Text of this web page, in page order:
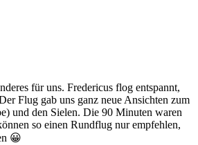
für uns. Fredericus flog entspannt,
Flug gab uns ganz neue Ansichten zum
und den Sielen. Die 90 Minuten waren
so einen Rundflug nur empfehlen,
😀